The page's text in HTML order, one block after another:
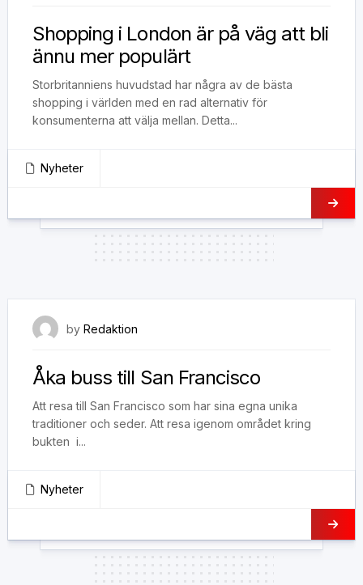
Shopping i London är på väg att bli
ännu mer populärt
Storbritanniens huvudstad har några av de bästa
shopping i världen med en rad alternativ för
konsumenterna att välja mellan. Detta...
Nyheter
by Redaktion
Åka buss till San Francisco
Att resa till San Francisco som har sina egna unika
traditioner och seder. Att resa igenom området kring
bukten i...
Nyheter